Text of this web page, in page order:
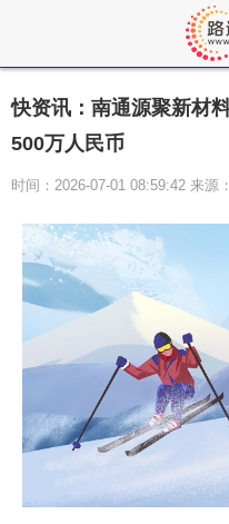
快资讯：南通源聚新材
500万人民币
时间：2026-07-01 08:59:42 来源